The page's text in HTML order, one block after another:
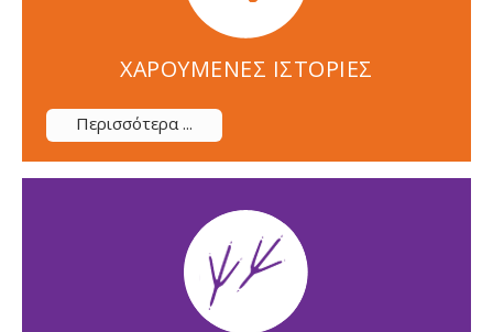
ΧΑΡΟΥΜΕΝΕΣ ΙΣΤΟΡΙΕΣ
Περισσότερα ...